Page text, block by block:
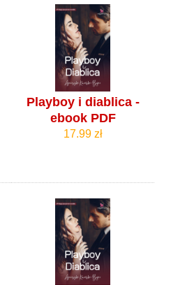
Playboy i diablica -
ebook PDF
17.99 zł